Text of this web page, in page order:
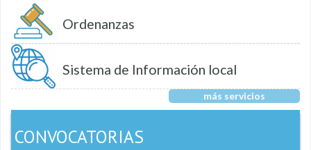
Ordenanzas
Sistema de Información local
más servicios
CONVOCATORIAS